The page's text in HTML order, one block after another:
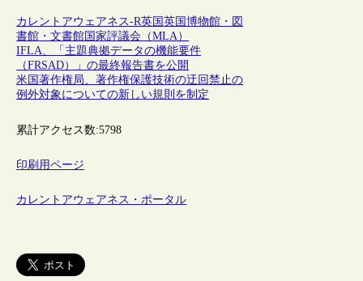
カレントアウェアネス-R英国英国博物館・図
書館・文書館国家評議会（MLA）
IFLA、「主題典拠データの機能要件
（FRSAD）」の最終報告書を公開
米国著作権局、著作権保護技術の迂回禁止の
例外対象についての新しい規則を制定
累計アクセス数:5798
印刷用ページ
カレントアウェアネス・ポータル